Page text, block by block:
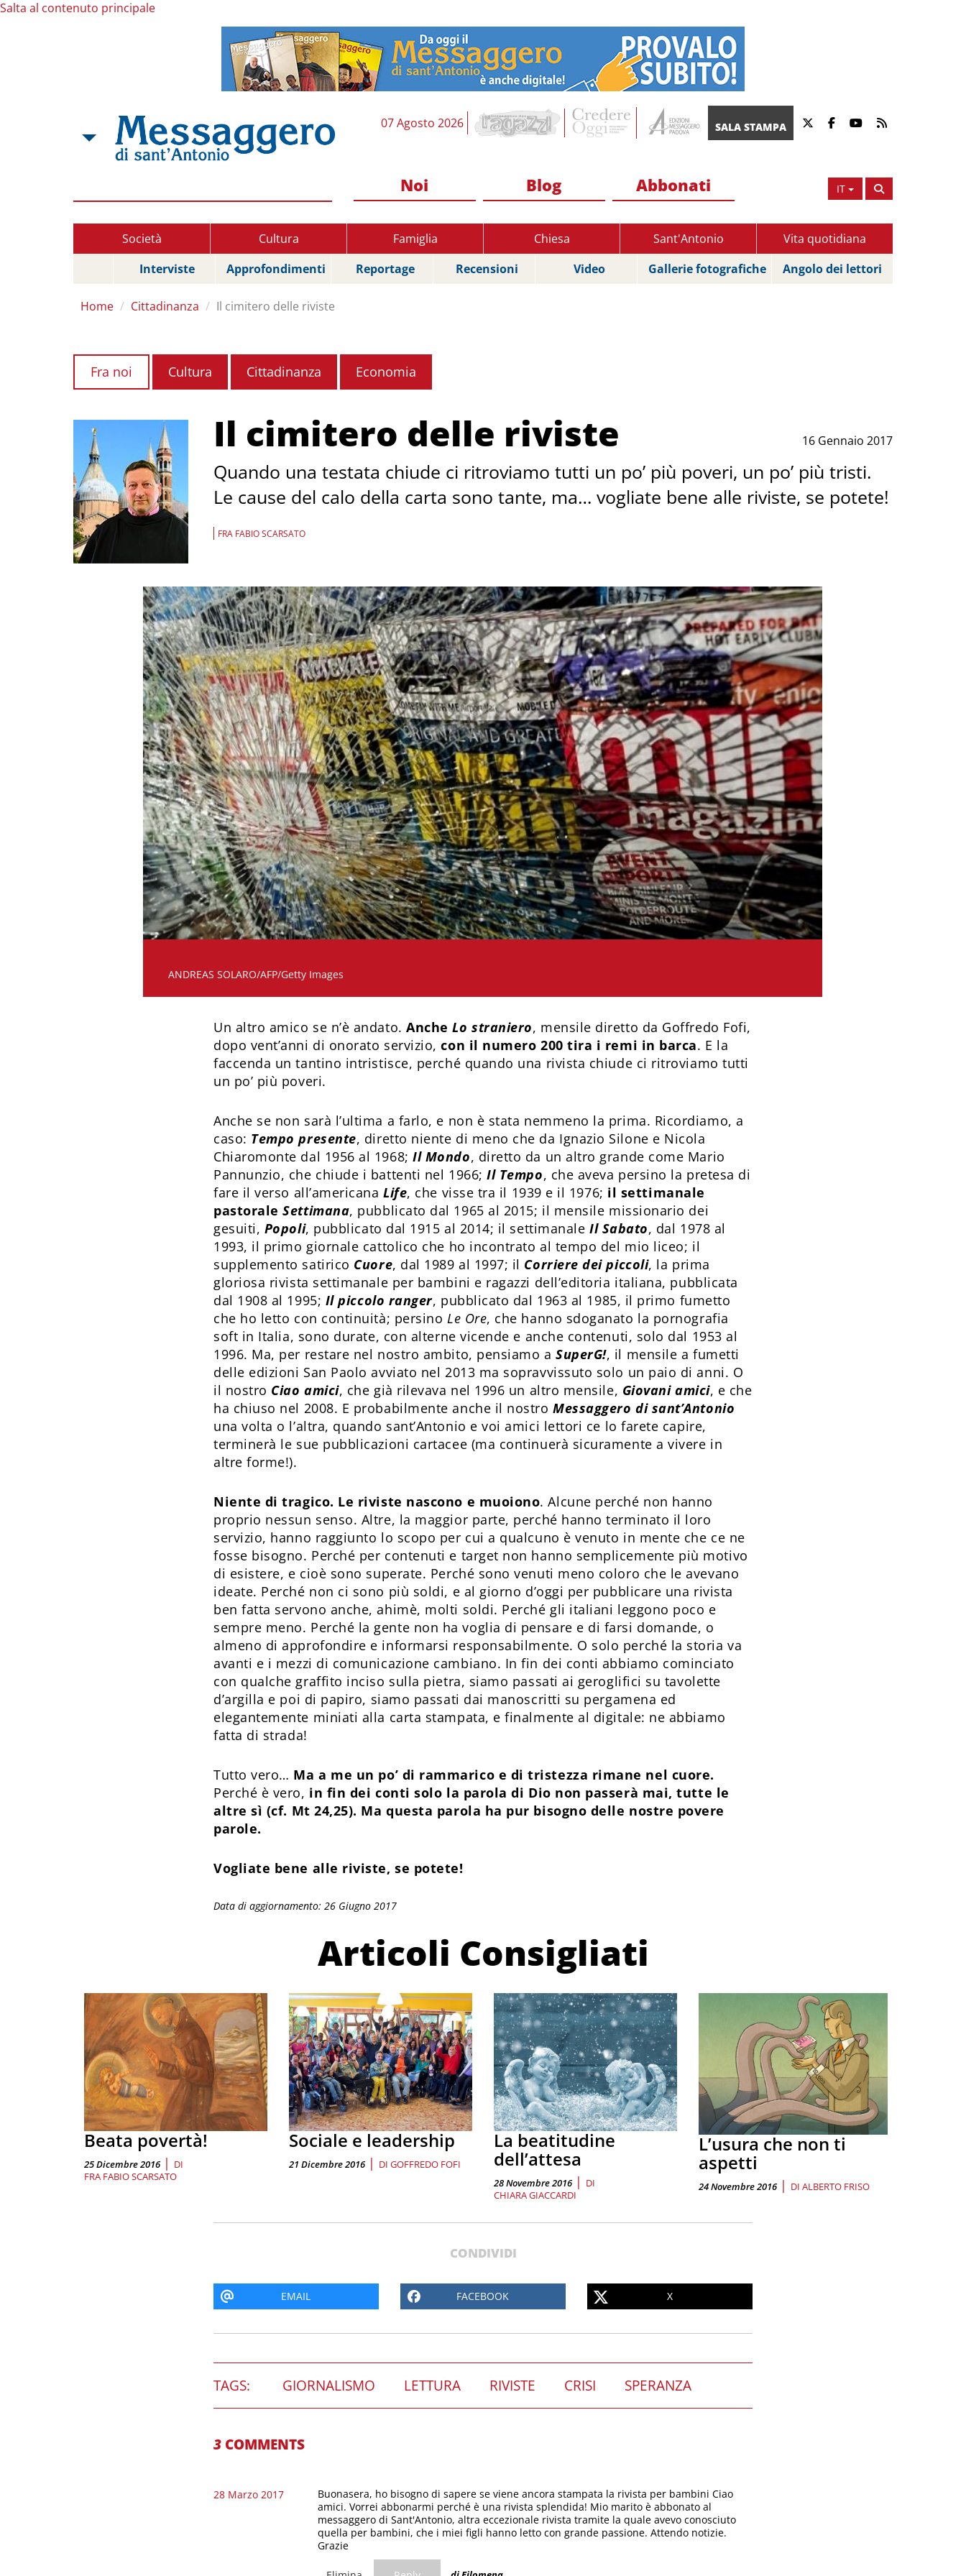
Salta al contenuto principale
07 Agosto 2026 SALA STAMPA
IT
Noi Blog Abbonati
Società Cultura Famiglia Chiesa Sant'Antonio
Vita quotidiana
Interviste
Approfondimenti Reportage Recensioni Video Gallerie fotografiche Angolo dei lettori
Home Cittadinanza Il cimitero delle riviste
Fra noi Cultura Cittadinanza Economia
16 Gennaio 2017
Il cimitero delle riviste
Quando una testata chiude ci ritroviamo tutti un po’ più poveri, un po’ più tristi.
Le cause del calo della carta sono tante, ma… vogliate bene alle riviste, se potete!
FRA FABIO SCARSATO
ANDREAS SOLARO/AFP/Getty Images
Un altro amico se n’è andato.AncheLo straniero, mensile diretto da Goffredo Fofi,
dopo vent’anni di onorato servizio,con il numero 200 tira i remi in barca. E la
faccenda un tantino intristisce, perché quando una rivista chiude ci ritroviamo tutti
un po’ più poveri.
Anche se non sarà l’ultima a farlo, e non è stata nemmeno la prima. Ricordiamo, a
caso: Tempo presente, diretto niente di meno che da Ignazio Silone e Nicola
Chiaromonte dal 1956 al 1968;Il Mondo, diretto da un altro grande come Mario
Pannunzio, che chiude i battenti nel 1966;Il Tempo, che aveva persino la pretesa di
fare il verso all’americanaLife, che visse tra il 1939 e il 1976; il settimanale
pastoraleSettimana, pubblicato dal 1965 al 2015; il mensile missionario dei
gesuiti, Popoli, pubblicato dal 1915 al 2014; il settimanale Il Sabato, dal 1978 al
1993, il primo giornale cattolico che ho incontrato al tempo del mio liceo; il
supplemento satirico Cuore, dal 1989 al 1997; il Corriere dei piccoli, la prima
gloriosa rivista settimanale per bambini e ragazzi dell’editoria italiana, pubblicata
dal 1908 al 1995; Il piccolo ranger, pubblicato dal 1963 al 1985, il primo fumetto
che ho letto con continuità; persino Le Ore, che hanno sdoganato la pornografia
soft in Italia, sono durate, con alterne vicende e anche contenuti, solo dal 1953 al
1996. Ma, per restare nel nostro ambito, pensiamo aSuperG!, il mensile a fumetti
delle edizioni San Paolo avviato nel 2013 ma sopravvissuto solo un paio di anni. O
il nostro Ciao amici, che già rilevava nel 1996 un altro mensile, Giovani amici, e che
ha chiuso nel 2008. E probabilmente anche il nostroMessaggero di sant’Antonio
una volta o l’altra, quando sant’Antonio e voi amici lettori ce lo farete capire,
terminerà le sue pubblicazioni cartacee (ma continuerà sicuramente a vivere in
altre forme!).
Niente di tragico. Le riviste nascono e muoiono. Alcune perché non hanno
proprio nessun senso. Altre, la maggior parte, perché hanno terminato il loro
servizio, hanno raggiunto lo scopo per cui a qualcuno è venuto in mente che ce ne
fosse bisogno. Perché per contenuti e target non hanno semplicemente più motivo
di esistere, e cioè sono superate. Perché sono venuti meno coloro che le avevano
ideate. Perché non ci sono più soldi, e al giorno d’oggi per pubblicare una rivista
ben fatta servono anche, ahimè, molti soldi. Perché gli italiani leggono poco e
sempre meno. Perché la gente non ha voglia di pensare e di farsi domande, o
almeno di approfondire e informarsi responsabilmente. O solo perché la storia va
avanti e i mezzi di comunicazione cambiano. In fin dei conti abbiamo cominciato
con qualche graffito inciso sulla pietra, siamo passati ai geroglifici su tavolette
d’argilla e poi di papiro, siamo passati dai manoscritti su pergamena ed
elegantemente miniati alla carta stampata, e finalmente al digitale: ne abbiamo
fatta di strada!
Tutto vero… Ma a me un po’ di rammarico e di tristezza rimane nel cuore.
Perché è vero, in fin dei conti solo la parola di Dio non passerà mai, tutte le
altre sì (cf. Mt 24,25). Ma questa parola ha pur bisogno delle nostre povere
parole.
Vogliate bene alle riviste, se potete!
Data di aggiornamento: 26 Giugno 2017
Articoli Consigliati
Beata povertà!
25 Dicembre 2016 | DI
FRA FABIO SCARSATO
Sociale e leadership
21 Dicembre 2016 | DI GOFFREDO FOFI
La beatitudine
dell’attesa
28 Novembre 2016 | DI
CHIARA GIACCARDI
L’usura che non ti
aspetti
24 Novembre 2016 | DI ALBERTO FRISO
CONDIVIDI
EMAIL FACEBOOK X
TAGS: GIORNALISMO LETTURA RIVISTE CRISI SPERANZA
3 COMMENTS
28 Marzo 2017
Buonasera, ho bisogno di sapere se viene ancora stampata la rivista per bambini Ciao
amici. Vorrei abbonarmi perché è una rivista splendida! Mio marito è abbonato al
messaggero di Sant'Antonio, altra eccezionale rivista tramite la quale avevo conosciuto
quella per bambini, che i miei figli hanno letto con grande passione. Attendo notizie.
Grazie